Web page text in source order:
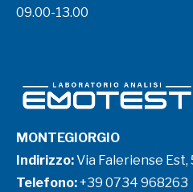
09.00-13.00
MONTEGIORGIO
Indirizzo:Via Faleriense
Telefono:+39 0734 968263